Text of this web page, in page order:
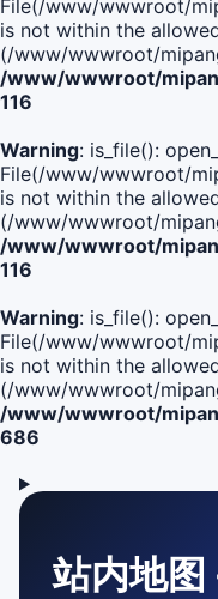
File(/www/wwwroot/
is not within the
(/www/wwwroot/
/www/wwwroot/
116
Warning: is_file():
File(/www/wwwroot/
is not within the
(/www/wwwroot/
/www/wwwroot/
116
Warning: is_file():
File(/www/wwwroot/
is not within the
(/www/wwwroot/
/www/wwwroot/
686
站内地